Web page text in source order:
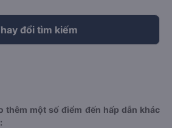
đổi tìm kiếm
thêm một số điểm đến hấp dẫn khác